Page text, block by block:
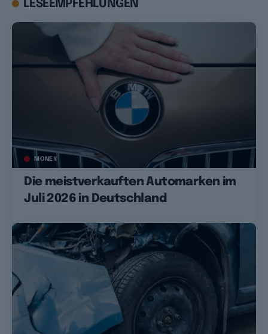
LESEEMPFEHLUNGEN
MONEY
Die meistverkauften Automarken im
Juli 2026 in Deutschland